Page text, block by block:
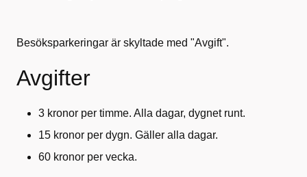
Besöksparkeringar är skyltade med "Avgift".
Avgifter
3 kronor per timme. Alla dagar, dygnet runt.
15 kronor per dygn. Gäller alla dagar.
60 kronor per vecka.